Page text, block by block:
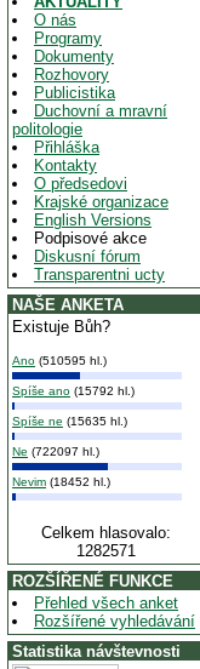
O nás
Programy
Dokumenty
Rozhovory
Publicistika
Duchovní a mravní
politologie
Přihláška
Kontakty
O předsedovi
Krajské organizace
English Versions
Podpisové akce
Diskusní fórum
Transparentni ucty
NAŠE ANKETA
Existuje Bůh?
Ano (510595 hl.)
Spíše ano (15792 hl.)
Spíše ne (15635 hl.)
Ne (722097 hl.)
Nevim (18452 hl.)
Celkem hlasovalo:
1282571
ROZŠÍŘENÉ FUNKCE
Přehled všech anket
Rozšířené vyhledávání
Statistika návštevnosti